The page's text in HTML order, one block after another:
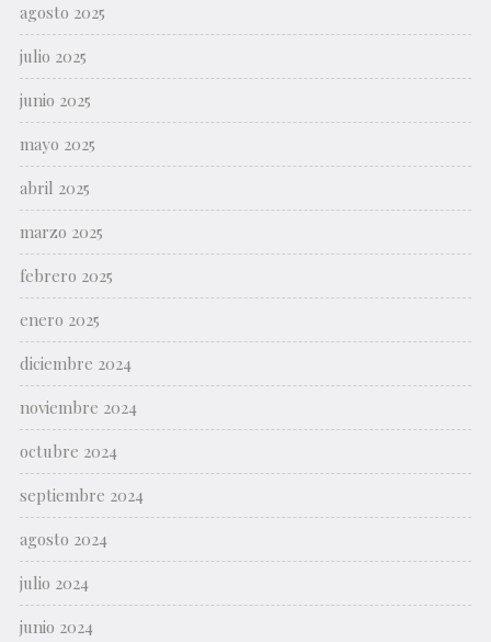
agosto 2025
julio 2025
junio 2025
mayo 2025
abril 2025
marzo 2025
febrero 2025
enero 2025
diciembre 2024
noviembre 2024
octubre 2024
septiembre 2024
agosto 2024
julio 2024
junio 2024